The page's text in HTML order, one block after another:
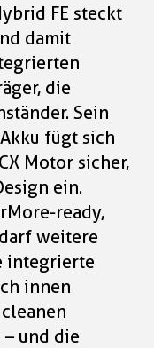
FE steckt
damit
die
Sein
fügt sich
Motor sicher,
ein.
ready,
weitere
integrierte
innen
und die